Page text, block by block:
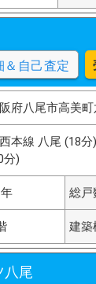
＆自己査定
府八尾市高美
本線 八尾 (18
分)
総戸
建築
八尾